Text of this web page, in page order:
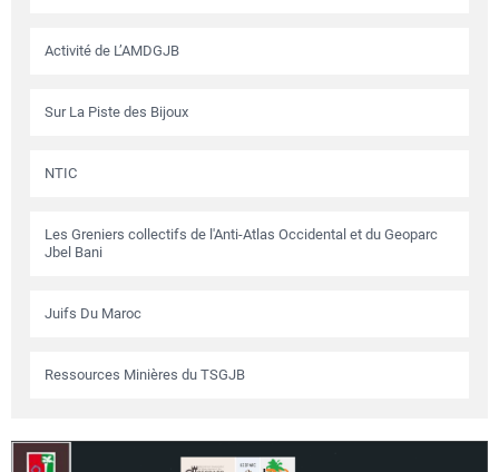
Activité de L’AMDGJB
Sur La Piste des Bijoux
NTIC
Les Greniers collectifs de l'Anti-Atlas Occidental et du Geoparc
Jbel Bani
Juifs Du Maroc
Ressources Minières du TSGJB